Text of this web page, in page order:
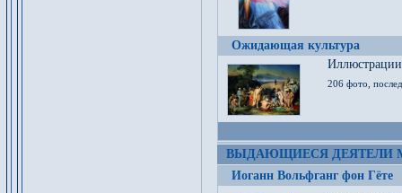
Ожидающая культура
206 фото,
ВЫДАЮЩИЕСЯ ДЕЯТЕЛИ
Иоганн Вольфганг фон Гёте